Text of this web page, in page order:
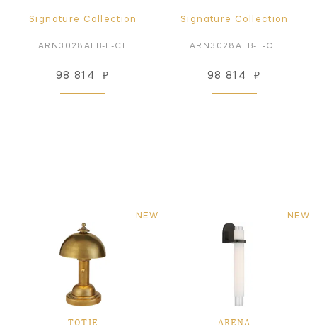
Signature Collection
ARN3028ALB-L-CL
98 814 ₽
Signature Collection
ARN3028ALB-L-CL
98 814 ₽
NEW
TOTIE
NEW
ARENA